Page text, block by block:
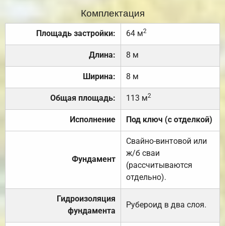
Комплектация
Площадь застройки: 64 м2
Длина: 8 м
Ширина: 8 м
Общая площадь: 113 м2
Исполнение Под ключ (с отделкой)
Фундамент
Свайно-винтовой или
ж/б сваи
(рассчитываются
отдельно).
Гидроизоляция
фундамента
Рубероид в два слоя.